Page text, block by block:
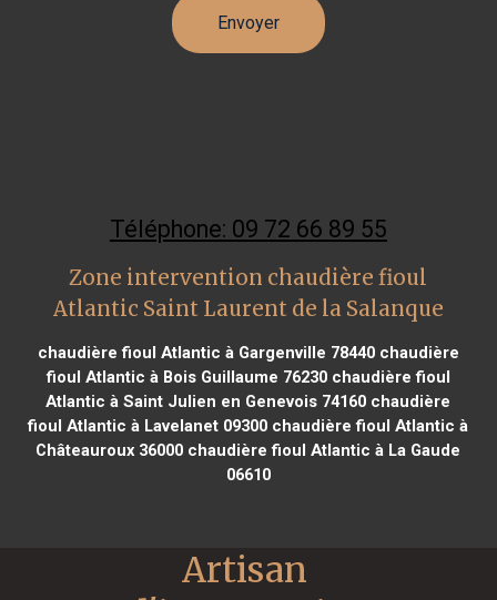
Téléphone: 09 72 66 89 55
Zone intervention chaudière fioul
Atlantic Saint Laurent de la Salanque
chaudière fioul Atlantic à Gargenville 78440chaudière
fioul Atlantic à Bois Guillaume 76230chaudière fioul
Atlantic à Saint Julien en Genevois 74160 chaudière
fioul Atlantic à Lavelanet 09300 chaudière fioul Atlantic à
Châteauroux 36000 chaudière fioul Atlantic à La Gaude
06610
Artisan